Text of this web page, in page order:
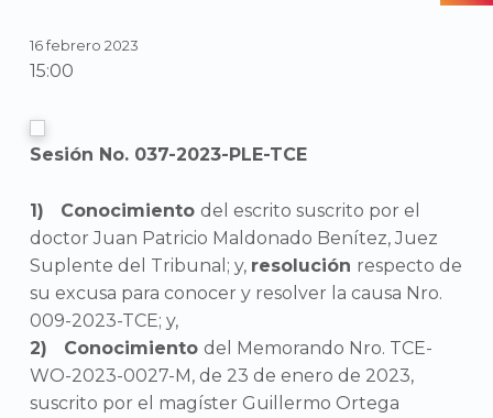
16 febrero 2023
15:00
Sesión No. 037-2023-PLE-TCE
Conocimiento del escrito suscrito por el
doctor Juan Patricio Maldonado Benítez, Juez
Suplente del Tribunal; y, resolución respecto de
su excusa para conocer y resolver la causa Nro.
009-2023-TCE; y,
Conocimiento del Memorando Nro. TCE-
WO-2023-0027-M, de 23 de enero de 2023,
suscrito por el magíster Guillermo Ortega